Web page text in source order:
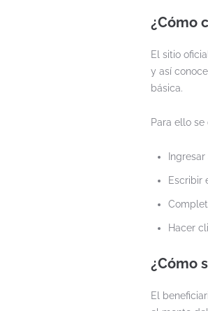
¿Cómo
El sitio
y así
básica.
Para ello
Escribir
Hacer
¿Cómo
El